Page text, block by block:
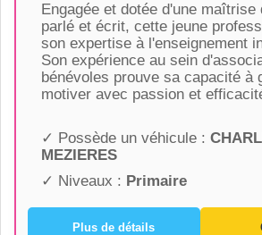
Engagée et dotée d'une maîtrise
parlé et écrit, cette jeune
son expertise à l'enseignement
Son expérience au sein
bénévoles prouve sa capacité à
motiver avec passion et
✓ Possède un véhicule :
MEZIERES
✓ Niveaux : Primaire
Plus de détails